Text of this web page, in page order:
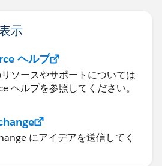
示
ヘルプ
ソースやサポートについては
ヘルプを参照してください。
にアイデアを送信してく